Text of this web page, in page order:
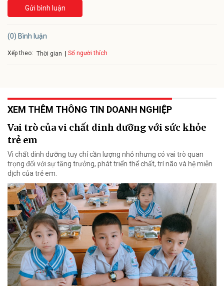
Gửi bình luận
(0) Bình luận
Xếp theo: Thời gian Số người thích
XEM THÊM THÔNG TIN DOANH NGHIỆP
Vai trò của vi chất dinh dưỡng với sức khỏe
trẻ em
Vi chất dinh dưỡng tuy chỉ cần lượng nhỏ nhưng có vai trò quan
trọng đối với sự tăng trưởng, phát triển thể chất, trí não và hệ miễn
dịch của trẻ em.